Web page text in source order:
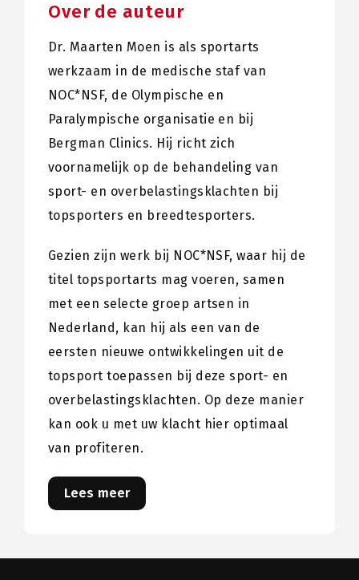
Over de auteur
Dr. Maarten Moen is als sportarts
werkzaam in de medische staf van
NOC*NSF, de Olympische en
Paralympische organisatie en bij
Bergman Clinics. Hij richt zich
voornamelijk op de behandeling van
sport- en overbelastingsklachten bij
topsporters en breedtesporters.
Gezien zijn werk bij NOC*NSF, waar hij de
titel topsportarts mag voeren, samen
met een selecte groep artsen in
Nederland, kan hij als een van de
eersten nieuwe ontwikkelingen uit de
topsport toepassen bij deze sport- en
overbelastingsklachten. Op deze manier
kan ook u met uw klacht hier optimaal
van profiteren.
Lees meer